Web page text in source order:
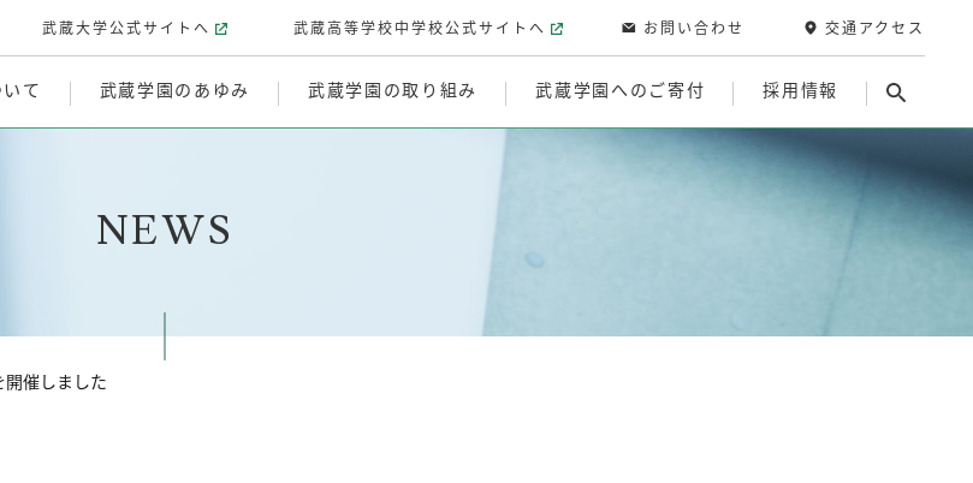
て 武蔵学園のあゆみ 武蔵学園の取り組み 武蔵学園へのご寄付 採用情報
武蔵大学公式サイトへ 武蔵高等学校中学校公式サイトへ お問い合わせ 交通アクセス
NEWS
開催しました